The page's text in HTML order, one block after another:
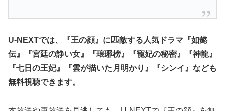
U-NEXTでは、『王の顔』に匹敵する人気ドラマ『如懿
伝』『宮廷の諍い女』『琅琊榜』『寵妃の秘密』『神龍』
『七日の王妃』『雲が描いた月明かり』『シンイ』なども
無料視聴できます。